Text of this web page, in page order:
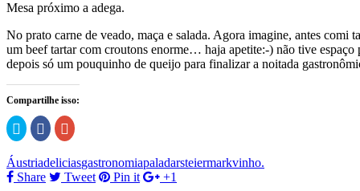
Mesa próximo a adega.
No prato carne de veado, maça e salada. Agora imagine, antes comi
um beef tartar com croutons enorme… haja apetite:-) não tive espaço
depois só um pouquinho de queijo para finalizar a noitada
Compartilhe isso:
Clique
para
compartilhar
Twitter(abre
em
nova
Clique
para
compartilhar
Facebook(abre
em
nova
Compartilhe
no
em
nova
janela)
Áustriadeliciasgastronomiapaladarsteiermarkvinho.
Share
Tweet Pin it +1